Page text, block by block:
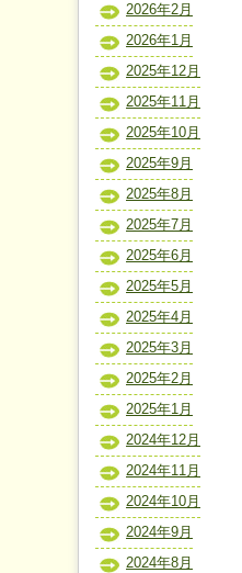
2026年2月
2026年1月
2025年12月
2025年11月
2025年10月
2025年9月
2025年8月
2025年7月
2025年6月
2025年5月
2025年4月
2025年3月
2025年2月
2025年1月
2024年12月
2024年11月
2024年10月
2024年9月
2024年8月